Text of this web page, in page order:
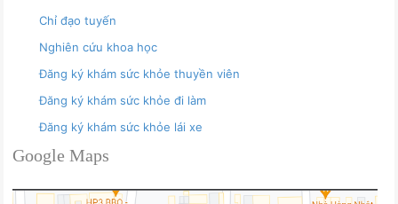
Chỉ đạo tuyến
Nghiên cứu khoa học
Đăng ký khám sức khỏe thuyền viên
Đăng ký khám sức khỏe đi làm
Đăng ký khám sức khỏe lái xe
Google Maps